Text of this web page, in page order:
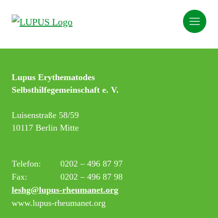
Lupus Erythematodes
Selbsthilfegemeinschaft e. V.
Luisenstraße 58/59
10117 Berlin Mitte
Telefon:
0202 – 496 87 97
Fax:
0202 – 496 87 98
leshg@lupus-rheumanet.org
www.lupus-rheumanet.org